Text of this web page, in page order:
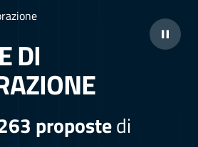
DI
propostedi